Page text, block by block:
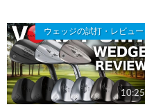
ウェッジの試打・レビュー
10:25